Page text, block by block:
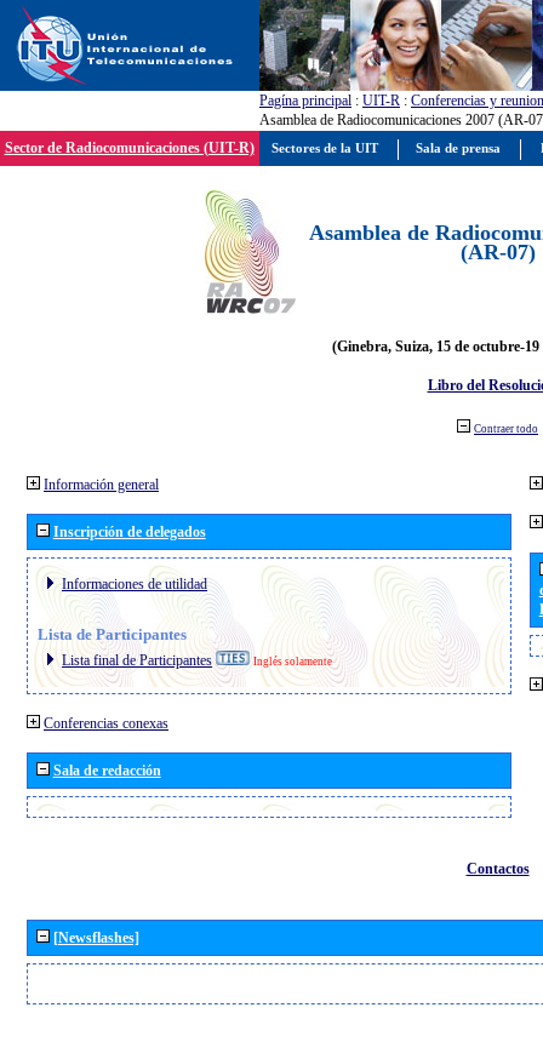
Pagína principal : UIT-R : Conferencias y
Asamblea de Radiocomunicaciones 2007 (AR-
Sector de Radiocomunicaciones (UIT-R)
Asamblea de
(AR-07)
(Ginebra, Suiza, 15 de octubre-19
Libro del
Contraer todo
Información general
Inscripción de delegados
Informaciones de utilidad
Lista de Participantes
Lista final de Participantes Inglés solamente
Conferencias conexas
Sala de redacción
Contactos
[Newsflashes]
Sectores de la UIT Sala de prensa